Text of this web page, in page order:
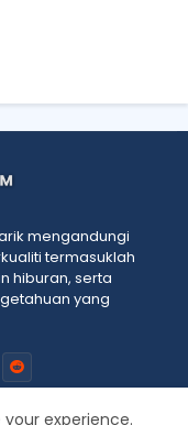
mengandungi
termasuklah
hiburan, serta
yang
experience.